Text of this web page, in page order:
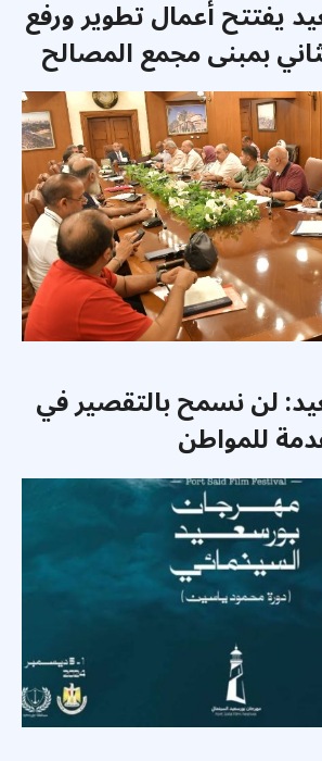
يفتتح أعمال تطوير ورفع
بمبنى مجمع المصالح
لن نسمح بالتقصير في
للمواطن